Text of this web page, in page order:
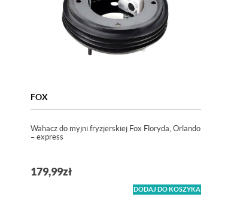
FOX
Wahacz do myjni fryzjerskiej Fox Floryda, Orlando
– express
179,99zł
DODAJ DO KOSZYKA